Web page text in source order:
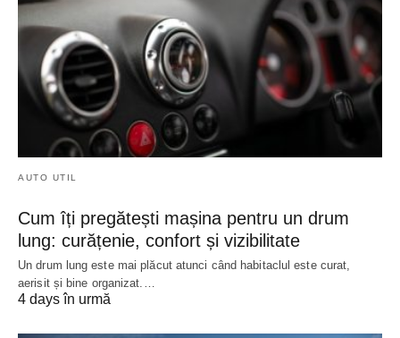
AUTO UTIL
Cum îți pregătești mașina pentru un drum
lung: curățenie, confort și vizibilitate
Un drum lung este mai plăcut atunci când habitaclul este curat,
aerisit și bine organizat.…
4 days în urmă